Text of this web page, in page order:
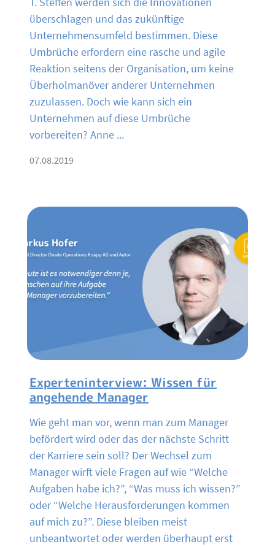
überschlagen und das zukünftige
Unternehmensumfeld bestimmen. Diese
Umbrüche erfordern eine rasche und agile
Reaktion seitens der Organisation, um keine
Überholmanöver anderer Unternehmen
zuzulassen. Doch wie kann sich ein
Unternehmen auf diese Umbrüche
vorbereiten? Anne ...
07.08.2019
Experteninterview: Wissen für
angehende Manager
Wie geht man vor, wenn man zum Manager
befördert wird oder das der nächste Schritt
der Karriere sein soll? Der Wechsel zum
Manager wirft viele Fragen auf wie “Welche
Aufgaben habe ich?”, “Was muss ich wissen?”
oder “Welche Herausforderungen kommen
auf mich zu?”. Diese bleiben meist
unbeantwortet oder werden überhaupt erst